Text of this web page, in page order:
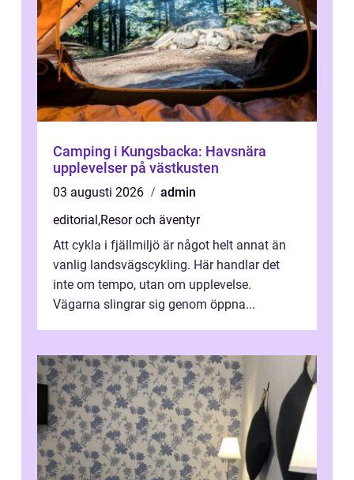
Camping i Kungsbacka: Havsnära
upplevelser på västkusten
03 augusti 2026
admin
editorial ,Resor och äventyr
Att cykla i fjällmiljö är något helt annat än
vanlig landsvägscykling. Här handlar det
inte om tempo, utan om upplevelse.
Vägarna slingrar sig genom öppna...